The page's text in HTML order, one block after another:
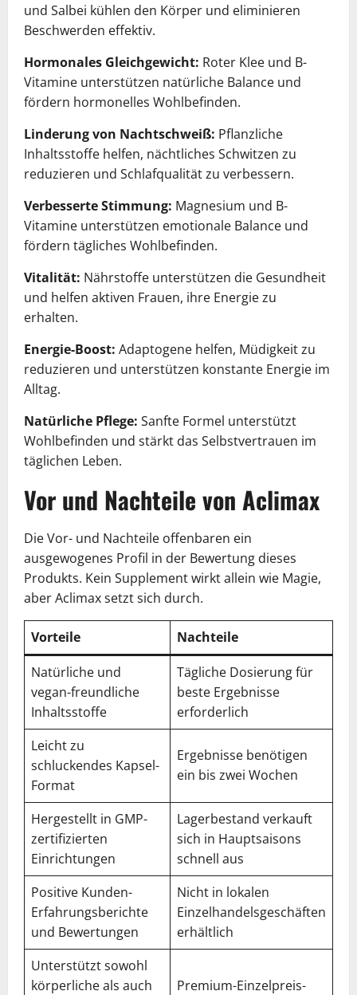
und Salbei kühlen den Körper und eliminieren
Beschwerden effektiv.
Hormonales Gleichgewicht: Roter Klee und B-
Vitamine unterstützen natürliche Balance und
fördern hormonelles Wohlbefinden.
Linderung von Nachtschweiß: Pflanzliche
Inhaltsstoffe helfen, nächtliches Schwitzen zu
reduzieren und Schlafqualität zu verbessern.
Verbesserte Stimmung: Magnesium und B-
Vitamine unterstützen emotionale Balance und
fördern tägliches Wohlbefinden.
Vitalität: Nährstoffe unterstützen die Gesundheit
und helfen aktiven Frauen, ihre Energie zu
erhalten.
Energie-Boost: Adaptogene helfen, Müdigkeit zu
reduzieren und unterstützen konstante Energie im
Alltag.
Natürliche Pflege: Sanfte Formel unterstützt
Wohlbefinden und stärkt das Selbstvertrauen im
täglichen Leben.
Vor und Nachteile von Aclimax
Die Vor- und Nachteile offenbaren ein
ausgewogenes Profil in der Bewertung dieses
Produkts. Kein Supplement wirkt allein wie Magie,
aber Aclimax setzt sich durch.
Vorteile
Nachteile
Natürliche und
vegan-freundliche
Inhaltsstoffe
Tägliche Dosierung für
beste Ergebnisse
erforderlich
Leicht zu
schluckendes Kapsel-
Format
Ergebnisse benötigen
ein bis zwei Wochen
Hergestellt in GMP-
zertifizierten
Einrichtungen
Lagerbestand verkauft
sich in Hauptsaisons
schnell aus
Positive Kunden-
Erfahrungsberichte
und Bewertungen
Nicht in lokalen
Einzelhandelsgeschäften
erhältlich
Unterstützt sowohl
körperliche als auch
Premium-Einzelpreis-